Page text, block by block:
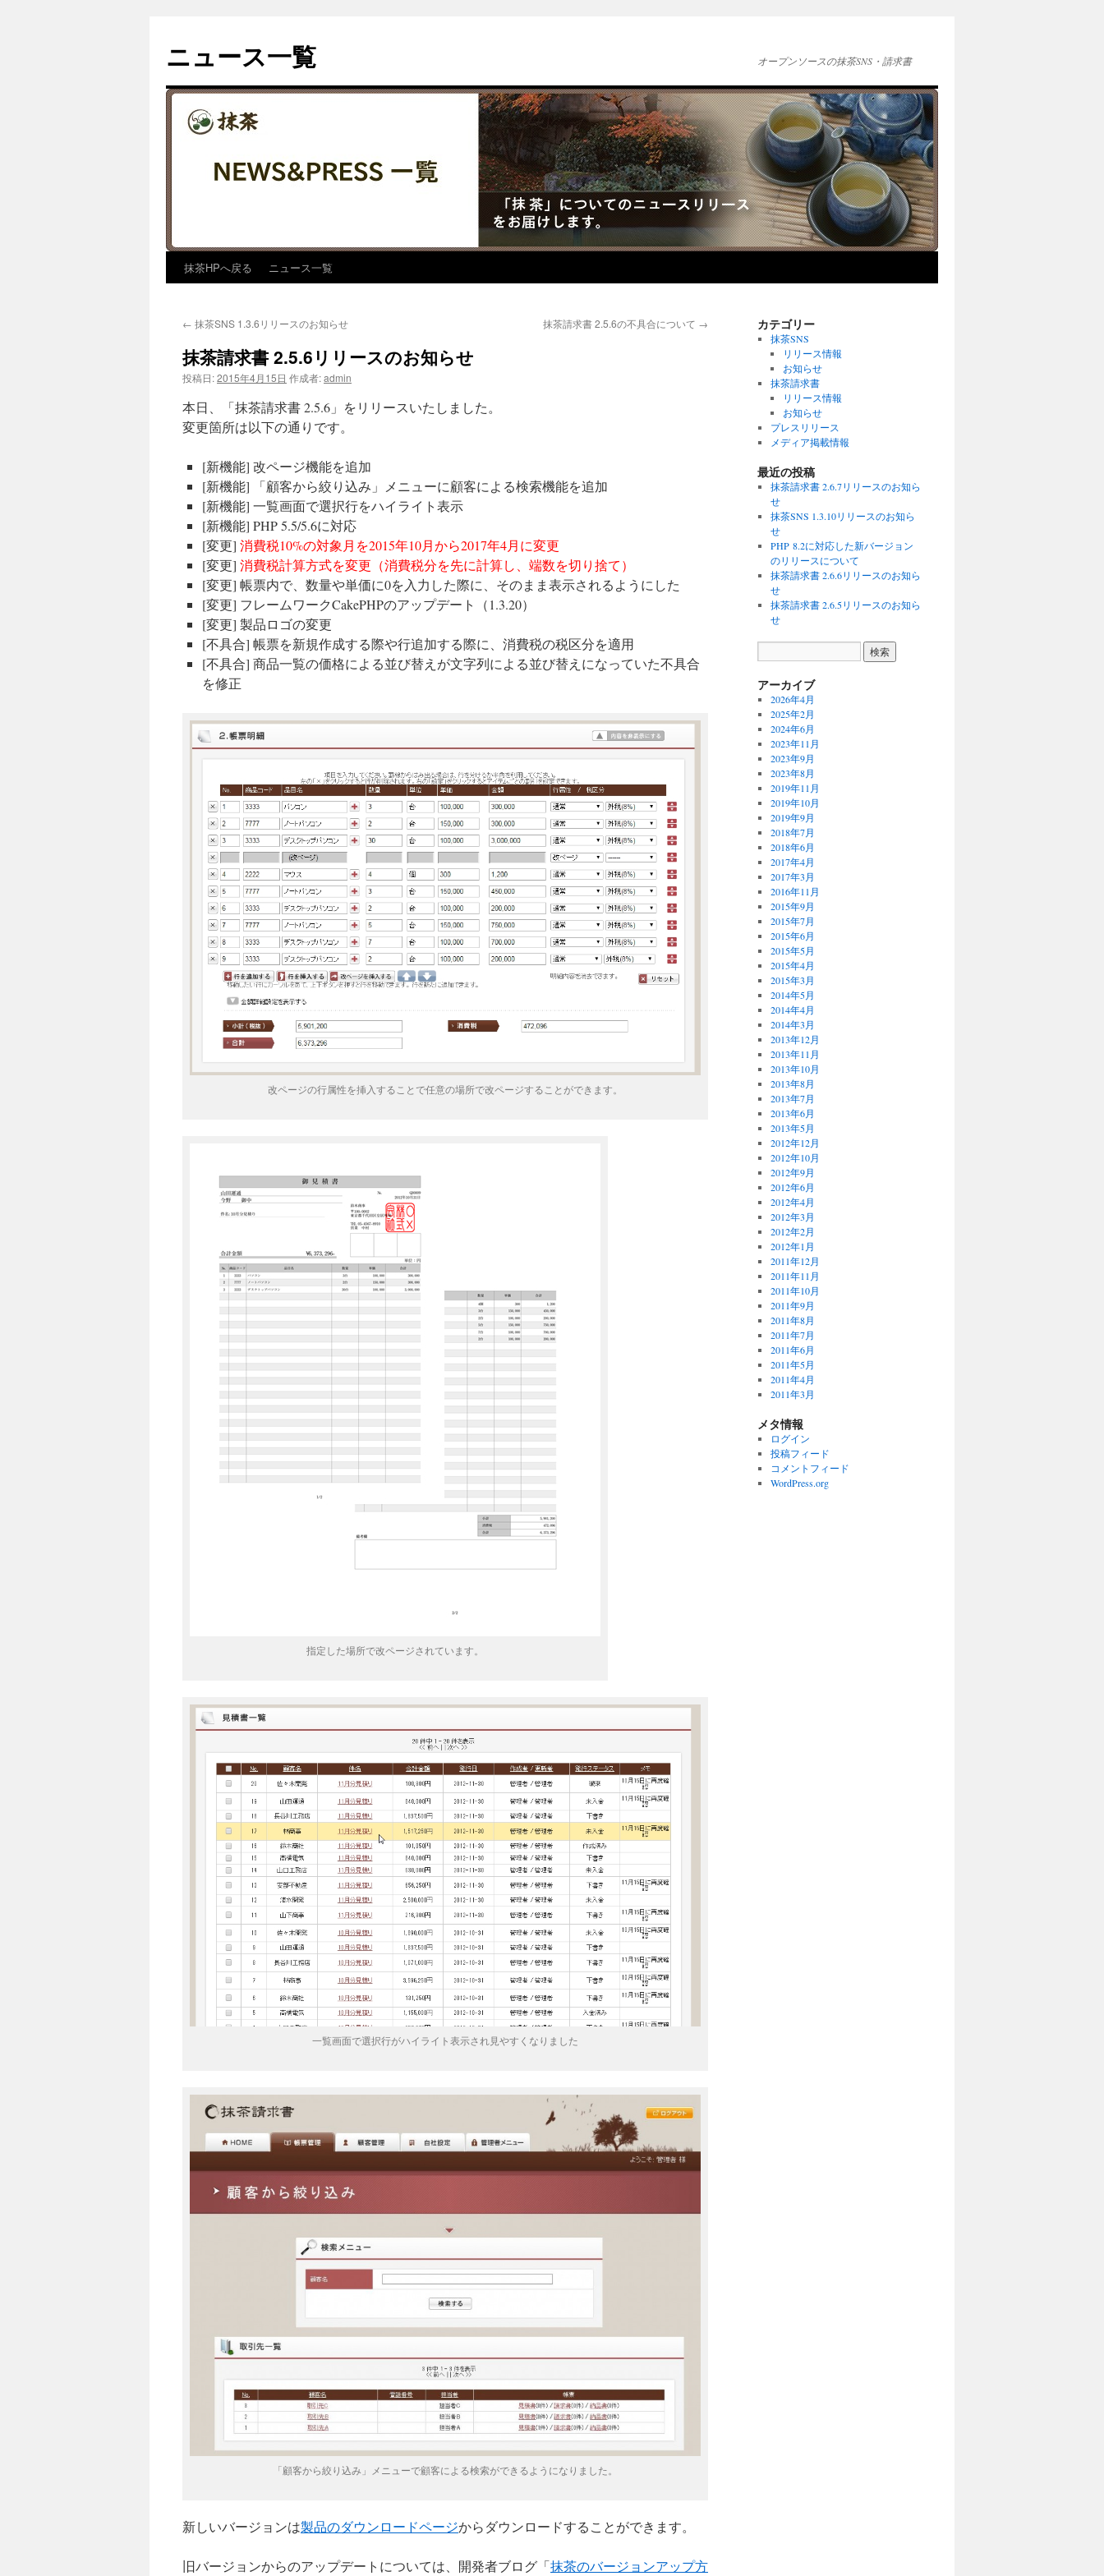
テ
ン
へ
ス
キ
ッ
プ
ニュース一覧 オープンソースの抹茶SNS・請求書
抹茶HPへ戻る ニュース一覧
← 抹茶SNS 1.3.6リリースのお知らせ 抹茶請求書 2.5.6の不具合について →
抹茶請求書 2.5.6リリースのお知らせ
投稿日:2015年4月15日 作成者:admin
本日、「抹茶請求書 2.5.6」をリリースいたしました。
変更箇所は以下の通りです。
[新機能] 改ページ機能を追加
[新機能] 「顧客から絞り込み」メニューに顧客による検索機能を追加
[新機能] 一覧画面で選択行をハイライト表示
[新機能] PHP 5.5/5.6に対応
[変更] 消費税10%の対象月を2015年10月から2017年4月に変更
[変更] 消費税計算方式を変更（消費税分を先に計算し、端数を切り捨て）
[変更] 帳票内で、数量や単価に0を入力した際に、そのまま表示されるようにした
[変更] フレームワークCakePHPのアップデート（1.3.20）
[変更] 製品ロゴの変更
[不具合] 帳票を新規作成する際や行追加する際に、消費税の税区分を適用
[不具合] 商品一覧の価格による並び替えが文字列による並び替えになっていた不具合
を修正
改ページの行属性を挿入することで任意の場所で改ページすることができます。
指定した場所で改ページされています。
一覧画面で選択行がハイライト表示され見やすくなりました
「顧客から絞り込み」メニューで顧客による検索ができるようになりました。
新しいバージョンは製品のダウンロードページからダウンロードすることができます。
旧バージョンからのアップデートについては、開発者ブログ「抹茶のバージョンアップ方
カテゴリー
抹茶SNS
リリース情報
お知らせ
抹茶請求書
リリース情報
お知らせ
プレスリリース
メディア掲載情報
最近の投稿
抹茶請求書 2.6.7リリースのお知ら
せ
抹茶SNS 1.3.10リリースのお知ら
せ
PHP 8.2に対応した新バージョン
のリリースについて
抹茶請求書 2.6.6リリースのお知ら
せ
抹茶請求書 2.6.5リリースのお知ら
せ
アーカイブ
2026年4月
2025年2月
2024年6月
2023年11月
2023年9月
2023年8月
2019年11月
2019年10月
2019年9月
2018年7月
2018年6月
2017年4月
2017年3月
2016年11月
2015年9月
2015年7月
2015年6月
2015年5月
2015年4月
2015年3月
2014年5月
2014年4月
2014年3月
2013年12月
2013年11月
2013年10月
2013年8月
2013年7月
2013年6月
2013年5月
2012年12月
2012年10月
2012年9月
2012年6月
2012年4月
2012年3月
2012年2月
2012年1月
2011年12月
2011年11月
2011年10月
2011年9月
2011年8月
2011年7月
2011年6月
2011年5月
2011年4月
2011年3月
メタ情報
ログイン
投稿フィード
コメントフィード
WordPress.org